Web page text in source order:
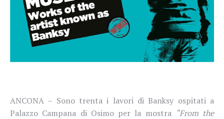
ANCONA – Sono trenta i lavori di Banksy ospitati a
Palazzo Campana di Osimo per la mostra “From the